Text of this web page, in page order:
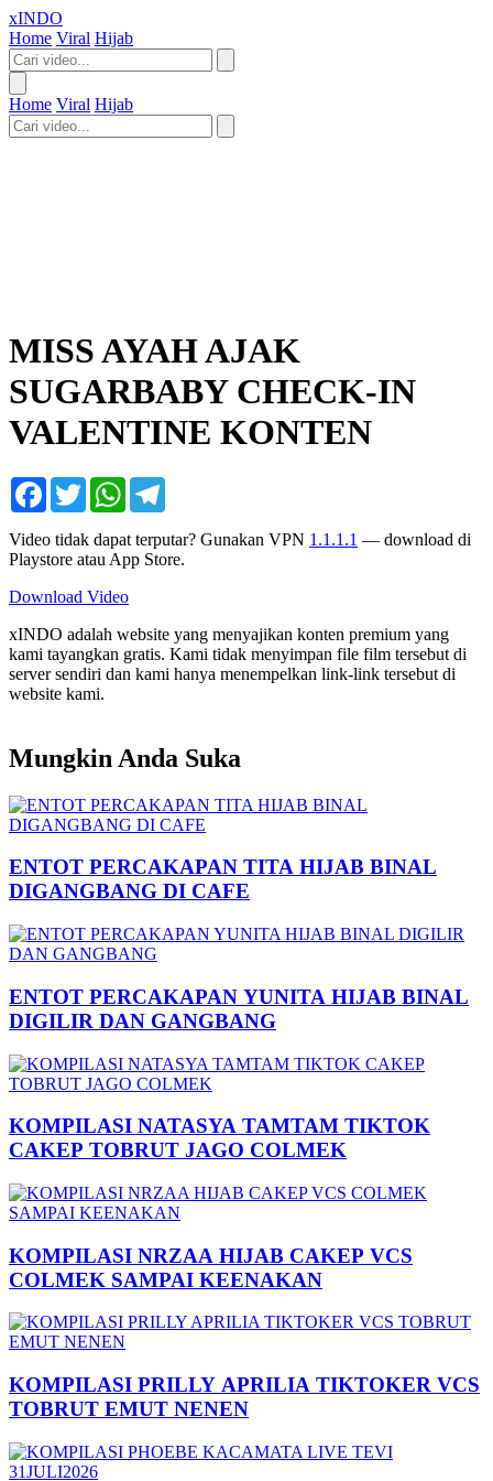
xINDO
Home Viral Hijab
Home Viral Hijab
MISS AYAH AJAK
SUGARBABY CHECK-IN
VALENTINE KONTEN
Facebook
TwitterWhatsApp
Video tidak dapat terputar? Gunakan VPN 1.1.1.1 — download di
Playstore atau App Store.
Download Video
xINDO adalah website yang menyajikan konten premium yang
kami tayangkan gratis. Kami tidak menyimpan file film tersebut di
server sendiri dan kami hanya menempelkan link-link tersebut di
website kami.
Mungkin Anda Suka
ENTOT PERCAKAPAN TITA HIJAB BINAL
DIGANGBANG DI CAFE
ENTOT PERCAKAPAN YUNITA HIJAB BINAL
DIGILIR DAN GANGBANG
KOMPILASI NATASYA TAMTAM TIKTOK
CAKEP TOBRUT JAGO COLMEK
KOMPILASI NRZAA HIJAB CAKEP VCS
COLMEK SAMPAI KEENAKAN
KOMPILASI PRILLY APRILIA TIKTOKER VCS
TOBRUT EMUT NENEN